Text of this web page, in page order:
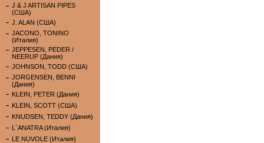
J & J ARTISAN PIPES
(США)
J. ALAN (США)
JACONO, TONINO
(Италия)
JEPPESEN, PEDER /
NEERUP (Дания)
JOHNSON, TODD (США)
JORGENSEN, BENNI
(Дания)
KLEIN, PETER (Дания)
KLEIN, SCOTT (США)
KNUDSEN, TEDDY (Дания)
L`ANATRA (Италия)
LE NUVOLE (Италия)